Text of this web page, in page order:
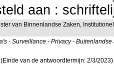
aan :
van Binnenlandse Zaken,
- Surveillance - Privacy -
(Einde van de antwoordtermijn: 2/3/2023)